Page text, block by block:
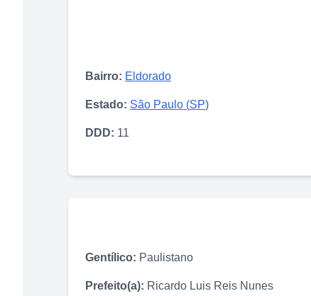
Bairro: Eldorado
Estado: São Paulo (SP)
DDD: 11
Gentílico: Paulistano
Prefeito(a): Ricardo Luis Reis Nunes